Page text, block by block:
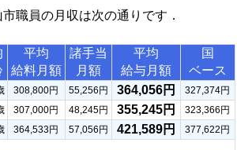
職員の月収は次の通りです．
平均
給料月額
諸手当
月額
平均
給与月額
国
ベース
308,800円 55,256円 364,056円 327,374円
307,000円 48,245円 355,245円 323,366円
364,533円 57,056円 421,589円 377,622円